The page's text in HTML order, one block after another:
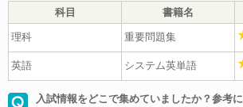
科目 書籍名
理科 重要問題集
英語 システム英単語
入試情報をどこで集めていましたか？参考